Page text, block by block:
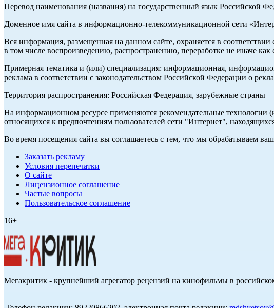
Перевод наименования (названия) на государственный язык Российской
Доменное имя сайта в информационно-телекоммуникационной сети
Вся информация, размещенная на данном сайте, охраняется в
в том числе воспроизведению, распространению, переработке не иначе
Примерная тематика и (или) специализация: информационная,
реклама в соответствии с законодательством Российской Федерации о
Территория распространения: Российская Федерация, зарубежные страны
На информационном ресурсе применяются рекомендательные технологии
относящихся к предпочтениям пользователей сети "Интернет",
Во время посещения сайта вы соглашаетесь с тем, что мы обрабатываем
Заказать рекламу
Условия перепечатки
О сайте
Лицензионное соглашение
Частые вопросы
Пользовательское соглашение
16+
Мегакритик - крупнейший агрегатор рецензий на кинофильмы в